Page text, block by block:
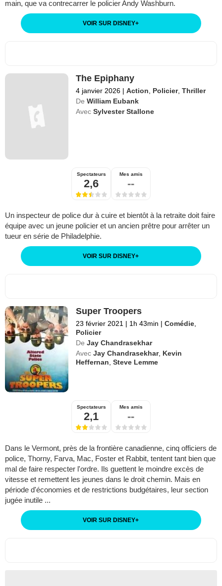
main, que va contrecarrer le policier Andy Washburn.
VOIR SUR DISNEY+
The Epiphany
4 janvier 2026 | Action Policier,Thriller
De William Eubank
Avec Sylvester Stallone
Spectateurs
2,6
Mes amis
--
Un inspecteur de police dur à cuire et bientôt à la retraite doit faire
équipe avec un jeune policier et un ancien prêtre pour arrêter un
tueur en série de Philadelphie.
VOIR SUR DISNEY+
Super Troopers
23 février 2021 | 1h 43min | Comédie
Policier
De Jay Chandrasekhar
Avec Jay Chandrasekhar, Kevin
Heffernan ,Steve Lemme
Spectateurs
2,1
Mes amis
--
Dans le Vermont, près de la frontière canadienne, cinq officiers de
police, Thorny, Farva, Mac, Foster et Rabbit, tentent tant bien que
mal de faire respecter l'ordre. Ils guettent le moindre excès de
vitesse et remettent les jeunes dans le droit chemin. Mais en
période d'économies et de restrictions budgétaires, leur section
jugée inutile ...
VOIR SUR DISNEY+